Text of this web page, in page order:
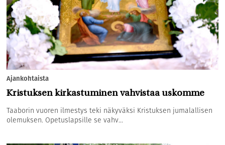
Ajankohtaista
Kristuksen kirkastuminen vahvistaa uskomme
Taaborin vuoren ilmestys teki näkyväksi Kristuksen jumalallisen
olemuksen. Opetuslapsille se vahv...